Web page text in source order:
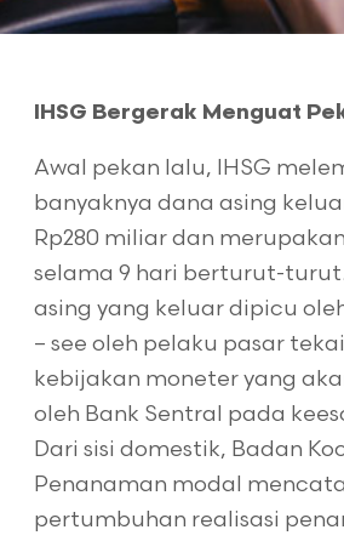
IHSG Bergerak Menguat
Awal pekan lalu, IHSG
banyaknya dana asing
Rp280 miliar dan merupakan
selama 9 hari berturut-
asing yang keluar dipicu
– see oleh pelaku pasar
kebijakan moneter yang
oleh Bank Sentral pada
Dari sisi domestik, Badan
Penanaman modal
pertumbuhan realisasi